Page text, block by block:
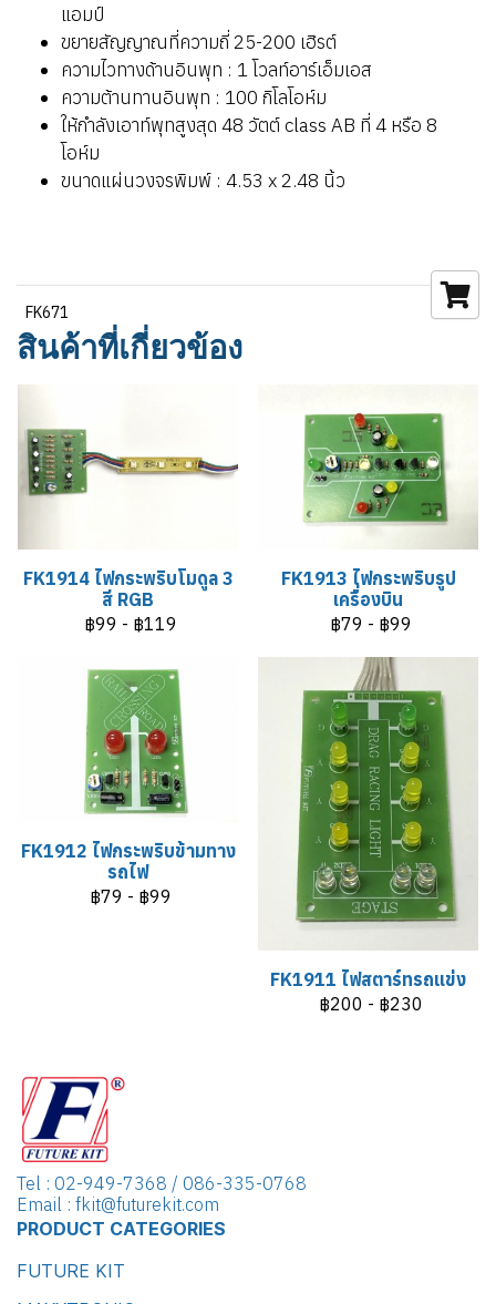
แอมป์
ขยายสัญญาณที่ความถี่ 25-200 เฮิรต์
ความไวทางด้านอินพุท : 1 โวลท์อาร์เอ็มเอส
ความต้านทานอินพุท : 100 กิโลโอห์ม
ให้กำลังเอาท์พุทสูงสุด 48 วัตต์ class AB ที่ 4 หรือ 8
โอห์ม
ขนาดแผ่นวงจรพิมพ์ : 4.53 x 2.48 นิ้ว
FK671
สินค้าที่เกี่ยวข้อง
FK1914 ไฟกระพริบโมดูล 3
สี RGB
฿99 - ฿119
FK1913 ไฟกระพริบรูป
เครื่องบิน
฿79 - ฿99
FK1912 ไฟกระพริบข้ามทาง
รถไฟ
฿79 - ฿99
FK1911 ไฟสตาร์ทรถแข่ง
฿200 - ฿230
Tel : 02-949-7368 / 086-335-0768
Email : fkit@futurekit.com
PRODUCT CATEGORIES
FUTURE KIT